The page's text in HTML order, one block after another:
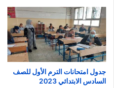
جدول امتحانات الترم الأول للصف
السادس الابتدائي 2023